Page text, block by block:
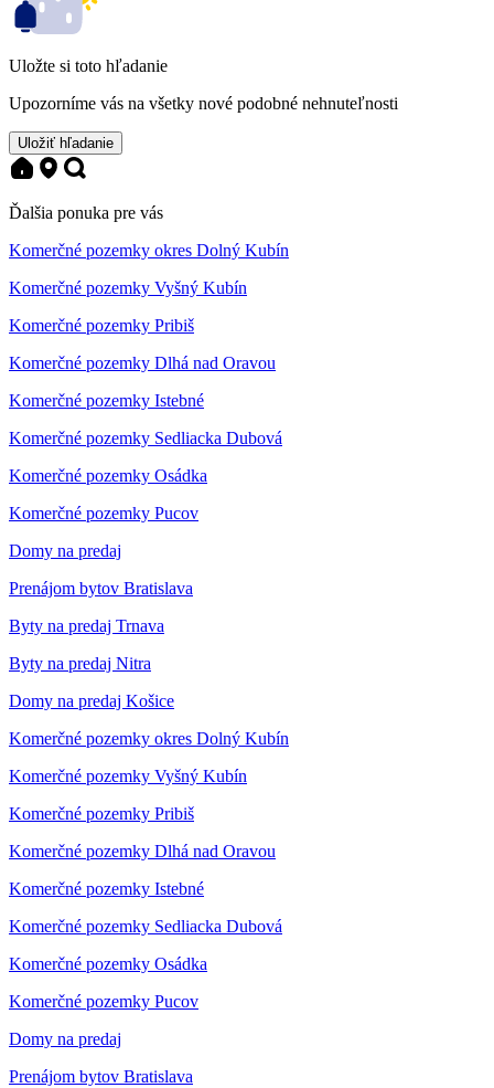
Uložte si toto hľadanie
Upozorníme vás na všetky nové podobné nehnuteľnosti
Uložiť hľadanie
Ďalšia ponuka pre vás
Komerčné pozemky okres Dolný Kubín
Komerčné pozemky Vyšný Kubín
Komerčné pozemky Pribiš
Komerčné pozemky Dlhá nad Oravou
Komerčné pozemky Istebné
Komerčné pozemky Sedliacka Dubová
Komerčné pozemky Osádka
Komerčné pozemky Pucov
Domy na predaj
Prenájom bytov Bratislava
Byty na predaj Trnava
Byty na predaj Nitra
Domy na predaj Košice
Komerčné pozemky okres Dolný Kubín
Komerčné pozemky Vyšný Kubín
Komerčné pozemky Pribiš
Komerčné pozemky Dlhá nad Oravou
Komerčné pozemky Istebné
Komerčné pozemky Sedliacka Dubová
Komerčné pozemky Osádka
Komerčné pozemky Pucov
Domy na predaj
Prenájom bytov Bratislava